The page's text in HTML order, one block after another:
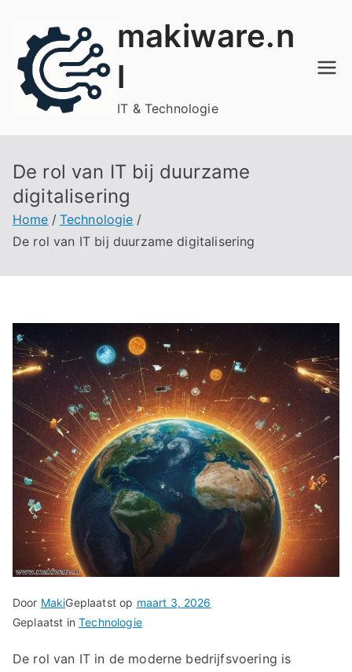
inhoud
makiware.n
l
IT & Technologie
De rol van IT bij duurzame
digitalisering
Home
Technologie
De rol van IT bij duurzame digitalisering
Door MakiGeplaatst op maart 3, 2026
Geplaatst inTechnologie
De rol van IT in de moderne bedrijfsvoering is